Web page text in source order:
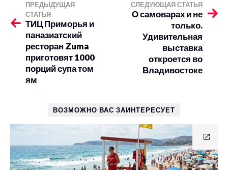
ПРЕДЫДУЩАЯ
СТАТЬЯ
ТИЦ Приморья и
паназиатский
ресторан Zuma
приготовят 1000
порций супа том
ям
СЛЕДУЮЩАЯ СТАТЬЯ
О самоварах и не
только.
Удивительная
выставка
откроется во
Владивостоке
ВОЗМОЖНО ВАС ЗАИНТЕРЕСУЕТ